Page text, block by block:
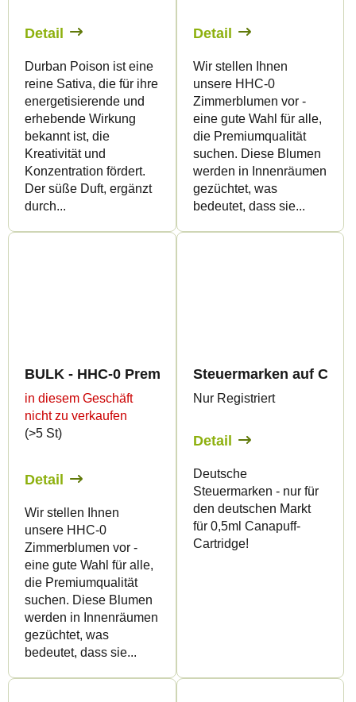
Detail
Durban Poison ist eine
reine Sativa, die für ihre
energetisierende und
erhebende Wirkung
bekannt ist, die
Kreativität und
Konzentration fördert.
Der süße Duft, ergänzt
durch...
Detail
Wir stellen Ihnen
unsere HHC-0
Zimmerblumen vor -
eine gute Wahl für alle,
die Premiumqualität
suchen. Diese Blumen
werden in Innenräumen
gezüchtet, was
bedeutet, dass sie...
BULK - HHC-0 Premium Indoor Edition 30%
in diesem Geschäft
nicht zu verkaufen
(>5 St)
Detail
Wir stellen Ihnen
unsere HHC-0
Zimmerblumen vor -
eine gute Wahl für alle,
die Premiumqualität
suchen. Diese Blumen
werden in Innenräumen
gezüchtet, was
bedeutet, dass sie...
Steuermarken auf
Nur Registriert
Detail
Deutsche
Steuermarken - nur für
den deutschen Markt
für 0,5ml Canapuff-
Cartridge!